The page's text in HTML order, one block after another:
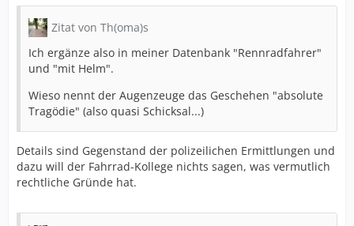
Zitat von Th(oma)s
Ich ergänze also in meiner Datenbank "Rennradfahrer"
und "mit Helm".
Wieso nennt der Augenzeuge das Geschehen "absolute
Tragödie" (also quasi Schicksal...)
Details sind Gegenstand der polizeilichen Ermittlungen und
dazu will der Fahrrad-Kollege nichts sagen, was vermutlich
rechtliche Gründe hat.